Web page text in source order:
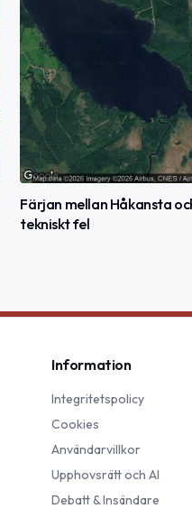
Färjan mellan Håkansta
tekniskt fel
Information
Integritetspolicy
Cookies
Användarvillkor
Upphovsrätt och AI
Debatt & Insändare